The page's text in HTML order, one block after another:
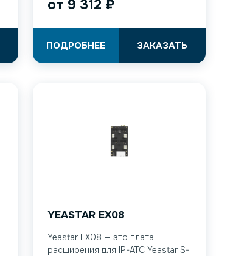
от 9 312 ₽
ЗАКАЗАТЬ
ПОДРОБНЕЕ
YEASTAR EX08
Yeastar EX08 — это плата
расширения для IP-АТС Yeastar S-